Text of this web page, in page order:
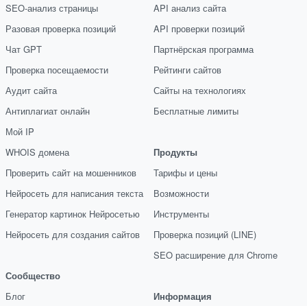
SEO-анализ страницы
Разовая проверка позиций
Чат GPT
Проверка посещаемости
Аудит сайта
Антиплагиат онлайн
Мой IP
WHOIS домена
Проверить сайт на мошенников
Нейросеть для написания текста
Генератор картинок Нейросетью
Нейросеть для создания сайтов
Сообщество
Блог
API анализ сайта
API проверки позиций
Партнёрская программа
Рейтинги сайтов
Сайты на технологиях
Бесплатные лимиты
Продукты
Тарифы и цены
Возможности
Инструменты
Проверка позиций (LINE)
SEO расширение для Chrome
Информация